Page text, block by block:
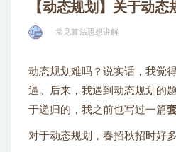
【动态规划】关于动
常见算法思想讲解
动态规划难吗？说实话，我觉
逼。后来，我遇到动态规划的题
于递归的，我之前也写过一篇
对于动态规划，春招秋招时好